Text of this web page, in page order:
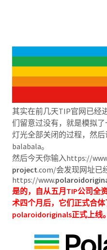
其实在前几天TIP官网已经
们留意过没有，就是模拟
灯光全部关闭的过程，然
balabala。
然后今天你输入https://
project.com/会发现网址已
https://www.
是的，自从五月TIP公司全
术四个月后，它们正式合体
polaroidoriginals正式上线。